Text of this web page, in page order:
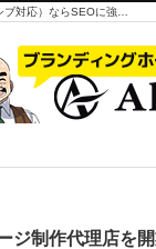
ジ制作代理店を